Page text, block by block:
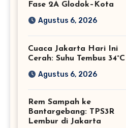
Fase 2A Glodok–Kota
Agustus 6, 2026
Cuaca Jakarta Hari Ini
Cerah: Suhu Tembus 34°C
Agustus 6, 2026
Rem Sampah ke
Bantargebang: TPS3R
Lembur di Jakarta